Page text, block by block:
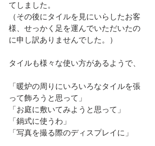
てしました。
（その後にタイルを見にいらしたお客
様、せっかく足を運んでいただいたの
に申し訳ありませんでした。）
タイルも様々な使い方があるようで、
「暖炉の周りにいろいろなタイルを張
って飾ろうと思って」
「お庭に敷いてみようと思って」
「鍋式に使うわ」
「写真を撮る際のディスプレイに」